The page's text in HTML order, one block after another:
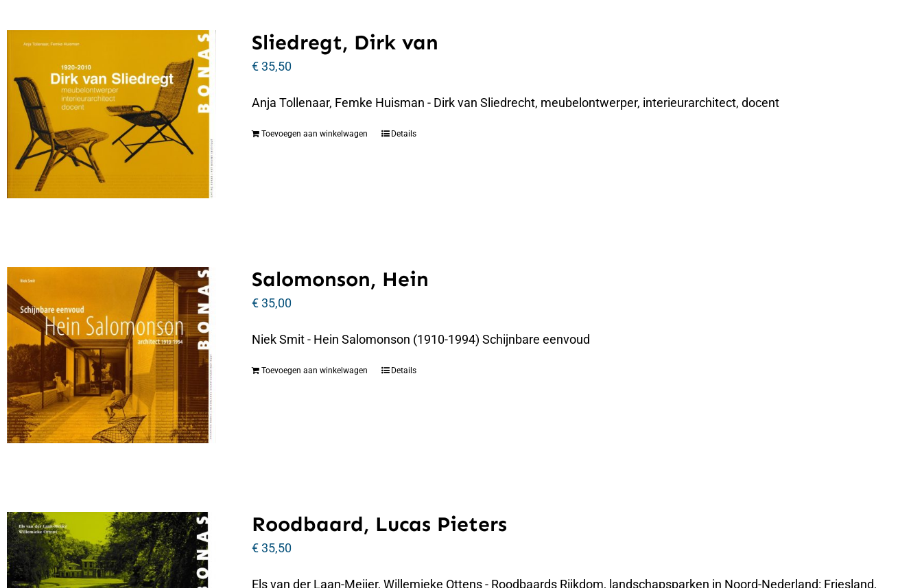
Sliedregt, Dirk van
€35,50
Anja Tollenaar, Femke Huisman - Dirk van Sliedrecht, meubelontwerper, interieurarchitect, docent
Toevoegen aan winkelwagen Details
Salomonson, Hein
€35,00
Niek Smit - Hein Salomonson (1910-1994) Schijnbare eenvoud
Toevoegen aan winkelwagen Details
Roodbaard, Lucas Pieters
€35,50
Els van der Laan-Meijer, Willemieke Ottens - Roodbaards Rijkdom, landschapsparken in Noord-Nederland: Friesland,